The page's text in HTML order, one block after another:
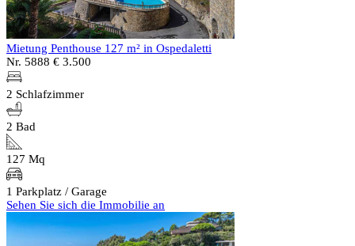
Mietung Penthouse 127 m² in Ospedaletti
Nr. 5888 € 3.500
2 Schlafzimmer
2 Bad
127 Mq
1 Parkplatz / Garage
Sehen Sie sich die Immobilie an